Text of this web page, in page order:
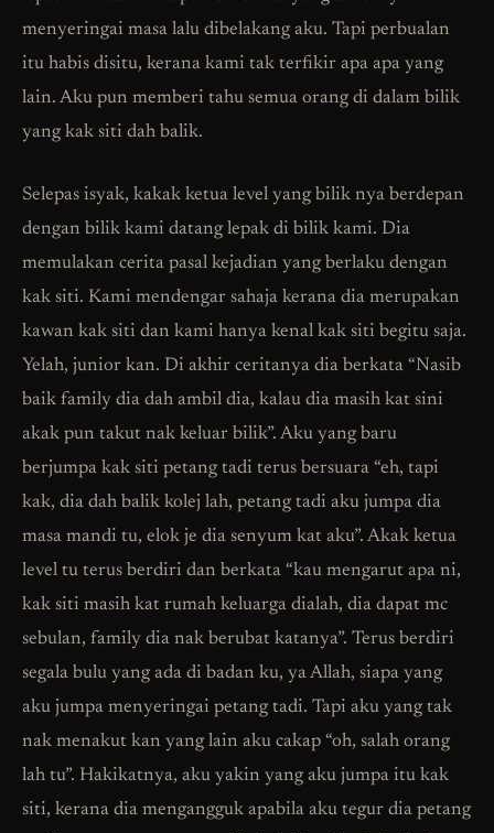
menyeringai masa lalu dibelakang aku. Tapi perbualan
itu habis disitu, kerana kami tak terfikir apa apa yang
lain. Aku pun memberi tahu semua orang di dalam bilik
yang kak siti dah balik.
Selepas isyak, kakak ketua level yang bilik nya berdepan
dengan bilik kami datang lepak di bilik kami. Dia
memulakan cerita pasal kejadian yang berlaku dengan
kak siti. Kami mendengar sahaja kerana dia merupakan
kawan kak siti dan kami hanya kenal kak siti begitu saja.
Yelah, junior kan. Di akhir ceritanya dia berkata “Nasib
baik family dia dah ambil dia, kalau dia masih kat sini
akak pun takut nak keluar bilik”. Aku yang baru
berjumpa kak siti petang tadi terus bersuara “eh, tapi
kak, dia dah balik kolej lah, petang tadi aku jumpa dia
masa mandi tu, elok je dia senyum kat aku”. Akak ketua
level tu terus berdiri dan berkata “kau mengarut apa ni,
kak siti masih kat rumah keluarga dialah, dia dapat mc
sebulan, family dia nak berubat katanya”. Terus berdiri
segala bulu yang ada di badan ku, ya Allah, siapa yang
aku jumpa menyeringai petang tadi. Tapi aku yang tak
nak menakut kan yang lain aku cakap “oh, salah orang
lah tu”. Hakikatnya, aku yakin yang aku jumpa itu kak
siti, kerana dia mengangguk apabila aku tegur dia petang